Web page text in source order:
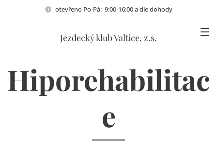
otevřeno Po-Pá: 9:00-16:00 a dle dohody
Jezdecký klub Valtice, z.s.
Hiporehabilitac
e